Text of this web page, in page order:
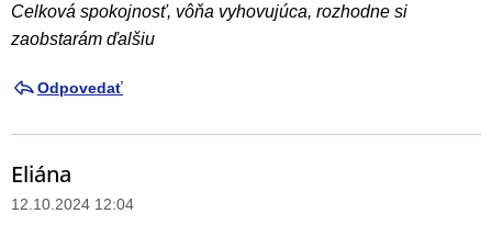
Celková spokojnosť, vôňa vyhovujúca, rozhodne si
zaobstarám ďalšiu
Odpovedať
Eliána
12.10.2024 12:04